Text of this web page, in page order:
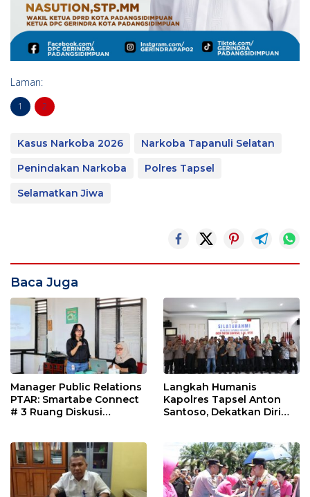
Laman:
1 2
Kasus Narkoba 2026
Narkoba Tapanuli Selatan
Penindakan Narkoba
Polres Tapsel
Selamatkan Jiwa
Baca Juga
Manager Public Relations
PTAR: Smartabe Connect
# 3 Ruang Diskusi
Langkah Humanis
Kapolres Tapsel Anton
Santoso, Dekatkan Diri